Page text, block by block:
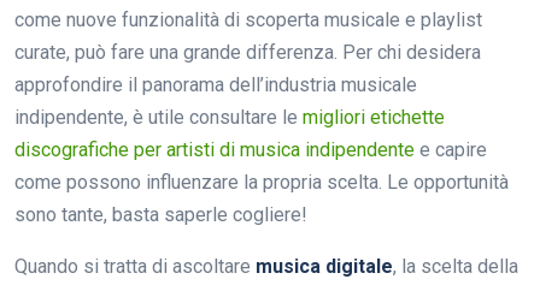
come nuove funzionalità di scoperta musicale e playlist
curate, può fare una grande differenza. Per chi desidera
approfondire il panorama dell’industria musicale
indipendente, è utile consultare le migliori etichette
discografiche per artisti di musica indipendente e capire
come possono influenzare la propria scelta. Le opportunità
sono tante, basta saperle cogliere!
Quando si tratta di ascoltare musica digitale, la scelta della